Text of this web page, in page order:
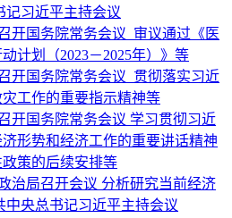
记习近平主持会议
开国务院常务会议 审议通过《医
计划（2023－2025年）》等
开国务院常务会议 贯彻落实习近
工作的重要指示精神等
开国务院常务会议 学习贯彻习近
形势和经济工作的重要讲话精神
策的后续安排等
治局召开会议 分析研究当前经济
中央总书记习近平主持会议